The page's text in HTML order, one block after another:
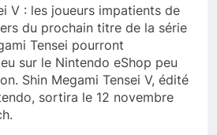
V : les joueurs impatients de
du prochain titre de la série
Tensei pourront
sur le Nintendo eShop peu
Shin Megami Tensei V, édité
sortira le 12 novembre